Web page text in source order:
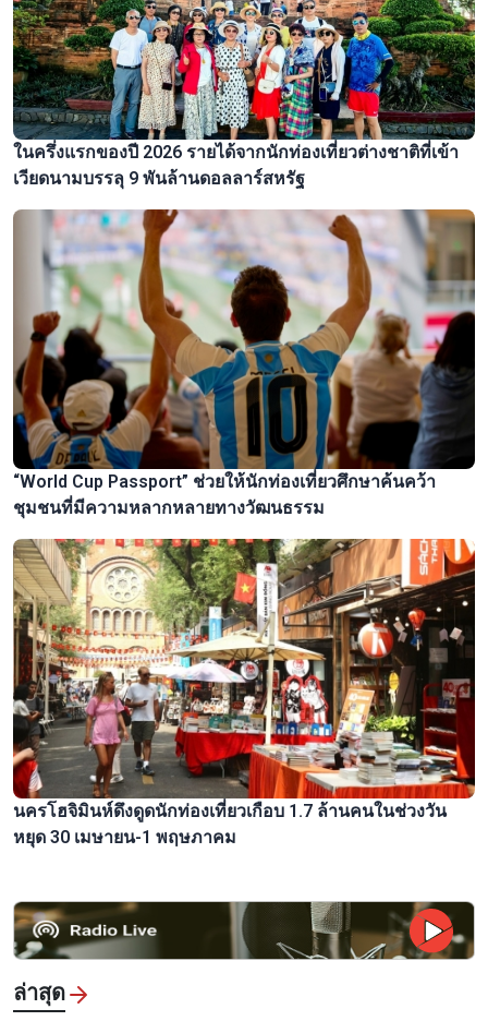
ในครึ่งแรกของปี 2026 รายได้จากนักท่องเที่ยวต่างชาติที่เข้า
เวียดนามบรรลุ 9 พันล้านดอลลาร์สหรัฐ
“World Cup Passport” ช่วยให้นักท่องเที่ยวศึกษาค้นคว้า
ชุมชนที่มีความหลากหลายทางวัฒนธรรม
นครโฮจิมินห์ดึงดูดนักท่องเที่ยวเกือบ 1.7 ล้านคนในช่วงวัน
หยุด 30 เมษายน-1 พฤษภาคม
ล่าสุด